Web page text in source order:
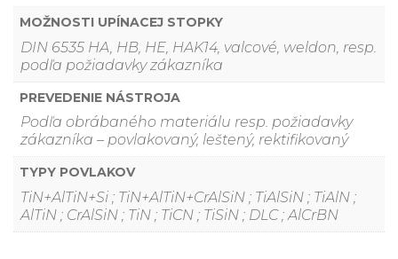
MOŽNOSTI UPÍNACEJ STOPKY
DIN 6535 HA, HB, HE, HAK14, valcové, weldon, resp.
podľa požiadavky zákazníka
PREVEDENIE NÁSTROJA
Podľa obrábaného materiálu resp. požiadavky
zákazníka – povlakovaný, leštený, rektifikovaný
TYPY POVLAKOV
TiN+AlTiN+Si ; TiN+AlTiN+CrAlSiN ; TiAlSiN ; TiAlN ;
AlTiN ; CrAlSiN ; TiN ; TiCN ; TiSiN ; DLC ; AlCrBN